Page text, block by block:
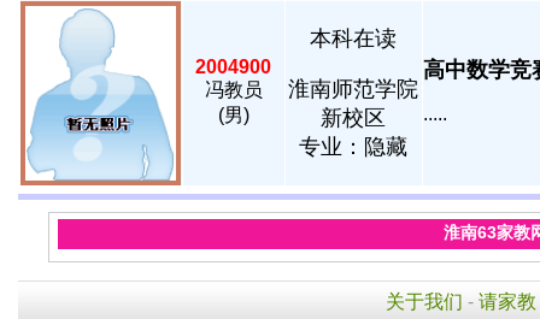
2004900
冯教员
(男)
本科在读
淮南师范学院
新校区
专业：隐藏
高中数学竞
.....
淮南63家教
关于我们 - 请家教